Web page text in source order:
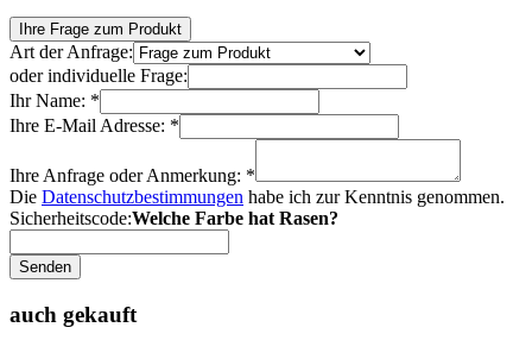
Ihre Frage zum Produkt
Art der Anfrage:
oder individuelle Frage:
Ihr Name: *
Ihre E-Mail Adresse: *
Ihre Anfrage oder Anmerkung: *
Die Datenschutzbestimmungen habe ich zur Kenntnis genommen.
Sicherheitscode:Welche Farbe hat Rasen?
Senden
auch gekauft